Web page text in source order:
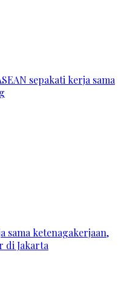
sepakati kerja sama
sama ketenagakerjaan,
di Jakarta